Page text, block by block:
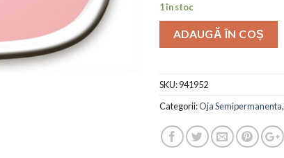
1 în stoc
ADAUGĂ ÎN COȘ
SKU:941952
Categorii:Oja Semipermanenta,